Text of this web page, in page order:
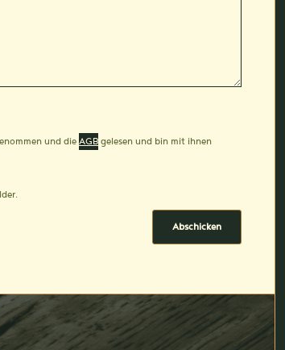
und die AGB gelesen und bin mit ihnen
Abschicken